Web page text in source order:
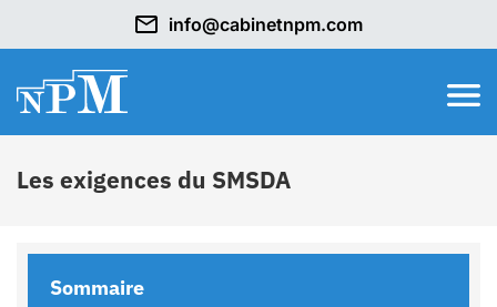
info@cabinetnpm.com
Les exigences du SMSDA
Sommaire